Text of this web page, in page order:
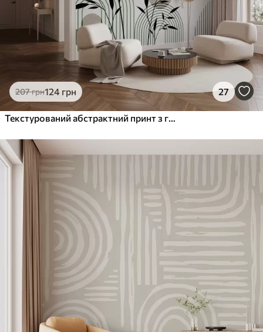
207грн124 грн 27
Текстурований абстрактний принт з геометричними фігурами, колами та арками, а також чорно-зеленими рослинами на білому тлі